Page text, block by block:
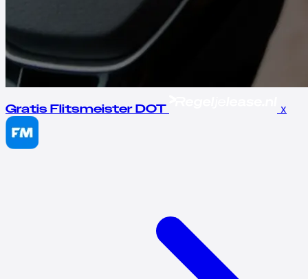
Gratis Flitsmeister DOT x